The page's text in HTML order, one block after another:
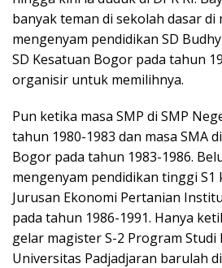
banyak teman di sekolah dasar di
mengenyam pendidikan SD
SD Kesatuan Bogor pada tahun
organisir untuk memilihnya.
Pun ketika masa SMP di SMP
tahun 1980-1983 dan masa SMA
Bogor pada tahun 1983-1986.
mengenyam pendidikan tinggi
Jurusan Ekonomi Pertanian
pada tahun 1986-1991. Hanya
gelar magister S-2 Program Studi
Universitas Padjadjaran barulah